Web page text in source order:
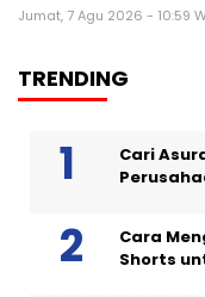
Jumat, 7 Agu 2026 - 10:59
TRENDING
Cari
Cara
Shorts